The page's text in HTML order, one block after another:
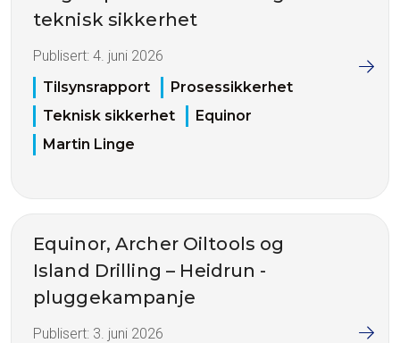
teknisk sikkerhet
Publisert: 4. juni 2026
Tilsynsrapport
Prosessikkerhet
Teknisk sikkerhet
Equinor
Martin Linge
Equinor, Archer Oiltools og
Island Drilling – Heidrun -
pluggekampanje
Publisert: 3. juni 2026